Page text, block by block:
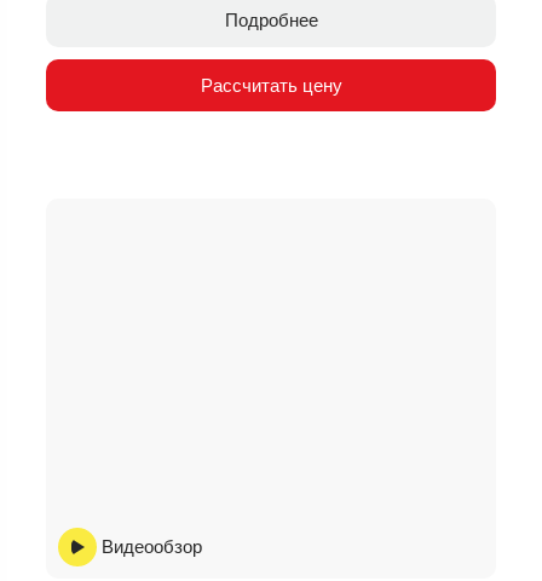
Подробнее
Рассчитать цену
Видеообзор